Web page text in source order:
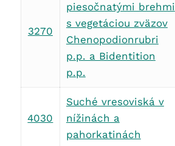
3270
piesočnatými brehmi
s vegetáciou zväzov
Chenopodionrubri
p.p. a Bidentition
p.p.
4030
Suché vresoviská v
nížinách a
pahorkatinách